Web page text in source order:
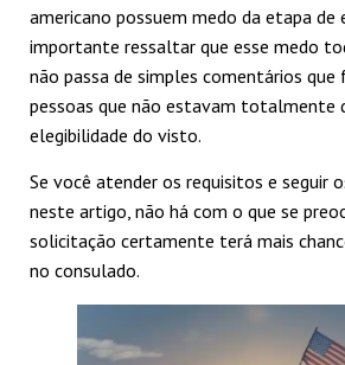
americano possuem medo da etapa de
importante ressaltar que esse medo
não passa de simples comentários
pessoas que não estavam totalmente
elegibilidade do visto.
Se você atender os requisitos e seguir
neste artigo, não há com o que se
solicitação certamente terá mais
no consulado.